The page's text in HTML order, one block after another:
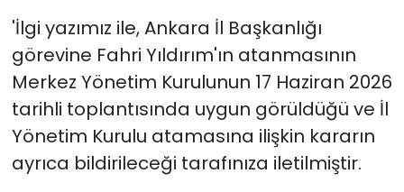
'İlgi yazımız ile, Ankara İl Başkanlığı
görevine Fahri Yıldırım'ın atanmasının
Merkez Yönetim Kurulunun 17 Haziran 2026
tarihli toplantısında uygun görüldüğü ve İl
Yönetim Kurulu atamasına ilişkin kararın
ayrıca bildirileceği tarafınıza iletilmiştir.